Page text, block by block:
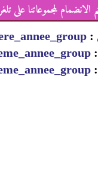
الانضمام لمجموعاتنا على
:
:
: